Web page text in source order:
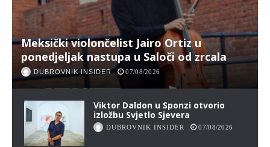
Meksički violončelist Jairo Ortiz u
ponedjeljak nastupa u Saloči od zrcala
DUBROVNIK INSIDER 07/08/2026
Viktor Daldon u Sponzi otvorio
izložbu Svjetlo Sjevera
DUBROVNIK INSIDER 07/08/2026